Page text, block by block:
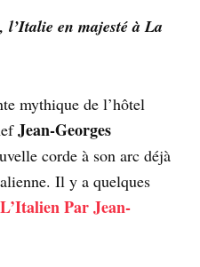
l’Italie en majesté à La
mythique de l’hôtel
Jean-Georges
corde à son arc déjà
Il y a quelques
L’Italien Par Jean-